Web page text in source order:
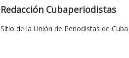
Redacción Cubaperiodistas
Sitio de la Unión de Periodistas de Cuba